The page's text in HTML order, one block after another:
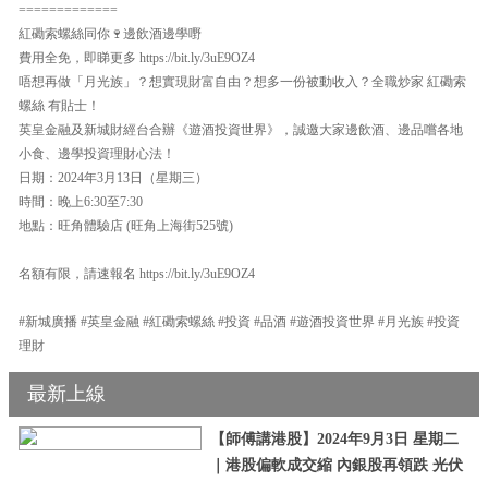
=============
紅磡索螺絲同你🍷邊飲酒邊學嘢
費用全免，即睇更多 https://bit.ly/3uE9OZ4
唔想再做「月光族」？想實現財富自由？想多一份被動收入？全職炒家 紅磡索
螺絲 有貼士！
英皇金融及新城財經台合辦《遊酒投資世界》，誠邀大家邊飲酒、邊品嚐各地
小食、邊學投資理財心法！
日期：2024年3月13日（星期三）
時間：晚上6:30至7:30
地點：旺角體驗店 (旺角上海街525號)
名額有限，請速報名 https://bit.ly/3uE9OZ4
#新城廣播 #英皇金融 #紅磡索螺絲 #投資 #品酒 #遊酒投資世界 #月光族 #投資
理財
最新上線
【師傅講港股】2024年9月3日 星期二
｜港股偏軟成交縮 內銀股再領跌 光伏